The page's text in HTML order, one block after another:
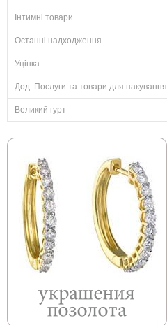
Інтимні товари
Останні надходження
Уцінка
Дод. Послуги та товари для пакування
Великий гурт